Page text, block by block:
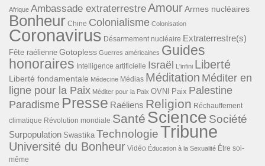
Afrique Ambassade extraterrestreAmourArmes nucléaires
Bonheur Chine Colonialisme Colonisation
Coronavirus Désarmement nucléaire Extraterrestre(s)
Fête raélienne Gotopless Guerres américaines Guides
honoraires Intelligence artificielle Israël L'infini Liberté
Liberté fondamentale Médecine Médias Méditation Méditer en
ligne pour la Paix Méditer pour la Paix OVNI Paix Palestine
Paradisme Presse Raéliens Religion Réchauffement
climatique Révolution mondiale Santé Science Société
Surpopulation Swastika TechnologieTribune
Université du Bonheur Vidéo Éducation à la Sexualité Être soi-
même